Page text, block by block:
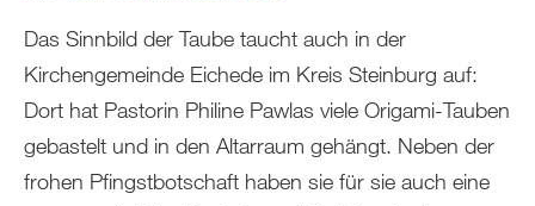
Das Sinnbild der Taube taucht auch in der
Kirchengemeinde Eichede im Kreis Steinburg auf:
Dort hat Pastorin Philine Pawlas viele Origami-Tauben
gebastelt und in den Altarraum gehängt. Neben der
frohen Pfingstbotschaft haben sie für sie auch eine